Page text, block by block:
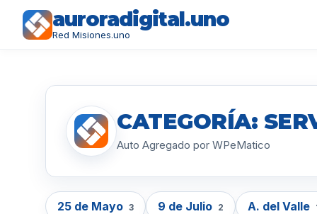
auroradigital.uno
Red Misiones.uno
CATEGORÍA:
Auto Agregado por WPeMatico
25 de Mayo 3 9 de Julio 2 A. del Valle